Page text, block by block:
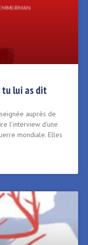
tu lui as dit
auprès de
l’interview d’une
mondiale. Elles